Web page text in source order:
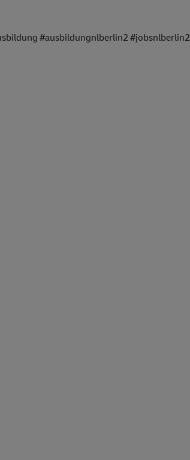
#ausbildungnlberlin2 #jobsnlberlin2